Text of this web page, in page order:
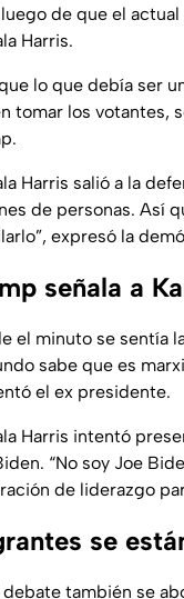
de que el
Harris.
lo que debía ser
tomar los votantes,
Harris salió a la
de personas. Así
expresó la
señala a
el minuto se sentía
sabe que es
el ex presidente.
Harris intentó
“No soy Joe
de liderazgo
se
debate también se